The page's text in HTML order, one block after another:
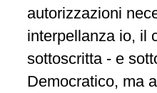
autorizzazioni
interpellanza io, il
sottoscritta - e
Democratico, ma